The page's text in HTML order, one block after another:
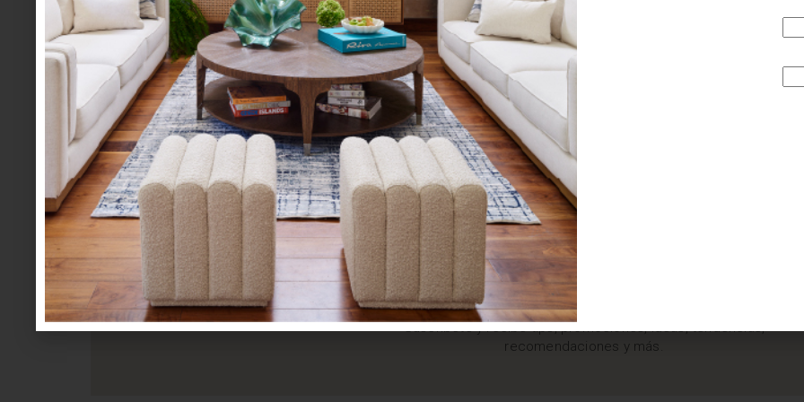
¿BUSCAS MÁS
INSPIRACIÓN?
Suscríbete y recibe tips, promociones, ideas, tendencias,
recomendaciones y más.